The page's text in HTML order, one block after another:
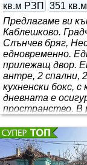
кв.м РЗП
351
Предлагаме ви
Каблешково.
Слънчев бряг,
едновременно.
прилежащ двор.
антре, 2 спални,
кухненски бокс,
дневната е
пространство. В
паркоместа. В
акт 14. Цената е
акт 16. Някои от
разкриване на ..